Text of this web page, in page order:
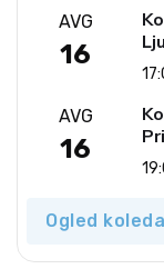
AVG
16
AVG
16
Ogled